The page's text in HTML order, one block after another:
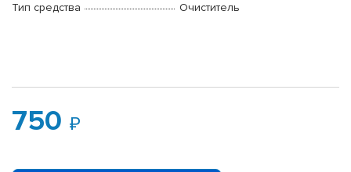
Тип средства
Очиститель
750